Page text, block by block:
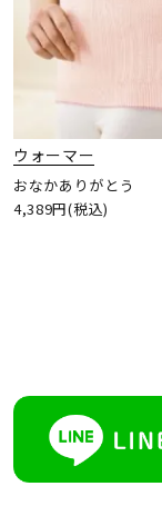
ウォーマー
おなかありがとう
4,389円(税込)